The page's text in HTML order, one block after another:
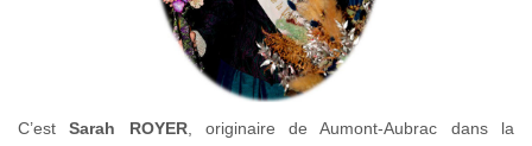
C’estSarah ROYER, originaire de Aumont-Aubrac dans la